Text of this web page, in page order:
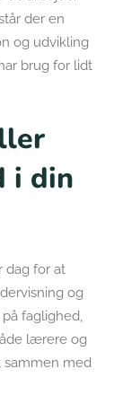
der en
og udvikling
brug for lidt
i din
dag for at
og
faglighed,
lærere og
med